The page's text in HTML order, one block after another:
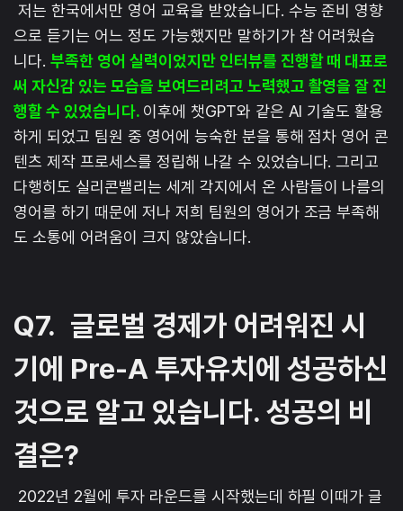
저는 한국에서만 영어 교육을 받았습니다. 수능 준비 영향
으로 듣기는 어느 정도 가능했지만 말하기가 참 어려웠습
니다. 부족한 영어 실력이었지만 인터뷰를 진행할 때 대표로
써 자신감 있는 모습을 보여드리려고 노력했고 촬영을 잘 진
행할 수 있었습니다. 이후에 챗GPT와 같은 AI 기술도 활용
하게 되었고 팀원 중 영어에 능숙한 분을 통해 점차 영어 콘
텐츠 제작 프로세스를 정립해 나갈 수 있었습니다. 그리고
다행히도 실리콘밸리는 세계 각지에서 온 사람들이 나름의
영어를 하기 때문에 저나 저희 팀원의 영어가 조금 부족해
도 소통에 어려움이 크지 않았습니다.
Q7. 글로벌 경제가 어려워진 시
기에 Pre-A 투자유치에 성공하신
것으로 알고 있습니다. 성공의 비
결은?
2022년 2월에 투자 라운드를 시작했는데 하필 이때가 글